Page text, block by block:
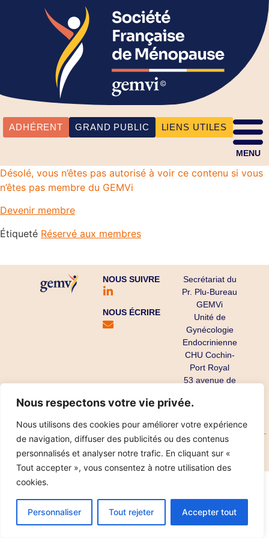
Nous respectons votre vie privée.
Nous utilisons des cookies pour améliorer votre expérience
de navigation, diffuser des publicités ou des contenus
personnalisés et analyser notre trafic. En cliquant sur «
Tout accepter », vous consentez à notre utilisation des
cookies.
Personnaliser Tout rejeter Accepter tout
ADHÉRENT GRAND PUBLIC LIENS UTILES
MENU
Désolé, vous n’êtes pas autorisé à voir ce contenu si vous
n’êtes pas membre du GEMVi
Devenir membre
Étiqueté Réservé aux membres
NOUS SUIVRE
NOUS ÉCRIRE
Secrétariat du
Pr. Plu-Bureau
GEMVi
Unité de
Gynécologie
Endocrinienne
CHU Cochin-
Port Royal
53 avenue de
75679 Paris
Copyright ©
2025
Mentions légales
Réalisation IPT